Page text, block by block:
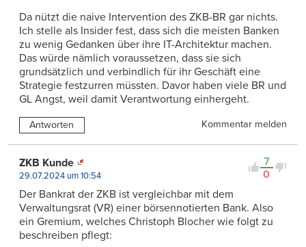
Da nützt die naive Intervention des ZKB-BR gar nichts.
Ich stelle als Insider fest, dass sich die meisten Banken
zu wenig Gedanken über ihre IT-Architektur machen.
Das würde nämlich voraussetzen, dass sie sich
grundsätzlich und verbindlich für ihr Geschäft eine
Strategie festzurren müssten. Davor haben viele BR und
GL Angst, weil damit Verantwortung einhergeht.
Antworten Kommentar melden
7
0
ZKB Kunde
29.07.2024 um 10:54
Der Bankrat der ZKB ist vergleichbar mit dem
Verwaltungsrat (VR) einer börsennotierten Bank. Also
ein Gremium, welches Christoph Blocher wie folgt zu
beschreiben pflegt: